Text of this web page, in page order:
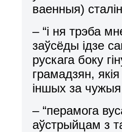
ваенныя)
– “і ня трэба
заўсёды ідзе
рускага боку
грамадзян,
іншых за чужыя
– “перамога
аўстрыйцам з